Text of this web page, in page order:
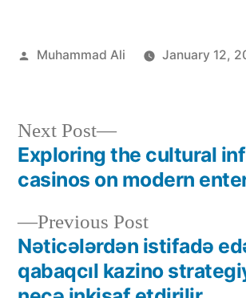
Muhammad Ali January 12,
Previous Post
Nəticələrdən istifadə
qabaqcıl kazino
Next Post
Exploring the cultural
casinos on modern